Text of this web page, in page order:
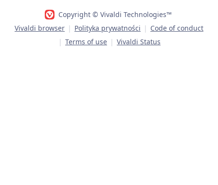
Copyright © Vivaldi Technologies™
Vivaldi browser | Polityka prywatności | Code of conduct
| Terms of use | Vivaldi Status